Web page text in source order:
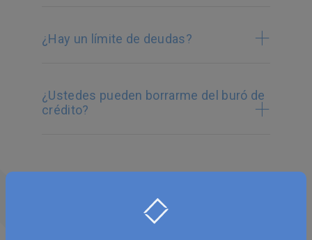
¿Hay un límite de deudas?
¿Ustedes pueden borrarme del buró de
crédito?